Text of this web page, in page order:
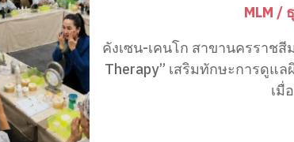
MLM /
คังเซน-เคนโก สาขานครราชสี
Therapy” เสริมทักษะการดูแ
เมื่